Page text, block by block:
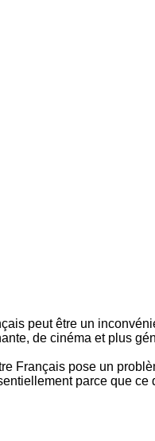
peut être un
de cinéma et plus
Français pose un
parce que